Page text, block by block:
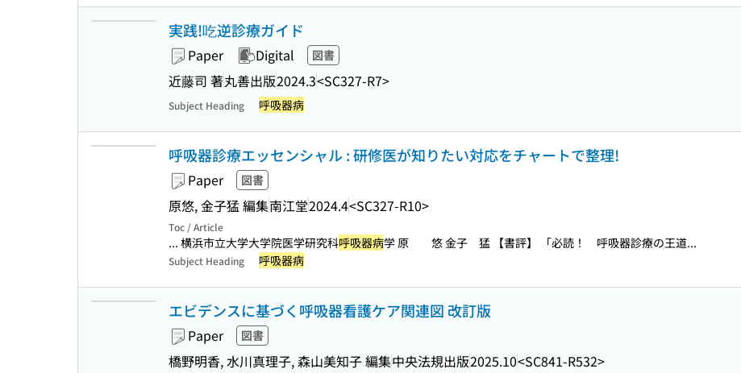
実践!吃逆診療ガイド
Paper Digital 図書
近藤司 著丸善出版2024.3<SC327-R7>
Subject Heading 呼吸器病
呼吸器診療エッセンシャル : 研修医が知りたい対応をチャートで整理!
Paper 図書
原悠, 金子猛 編集南江堂2024.4<SC327-R10>
Toc / Article
... 横浜市立大学大学院医学研究科呼吸器病学 原 悠 金子 猛 【書評】 「必読！ 呼吸器診療の王道...
Subject Heading 呼吸器病
エビデンスに基づく呼吸器看護ケア関連図 改訂版
Paper 図書
橋野明香, 水川真理子, 森山美知子 編集中央法規出版2025.10<SC841-R532>